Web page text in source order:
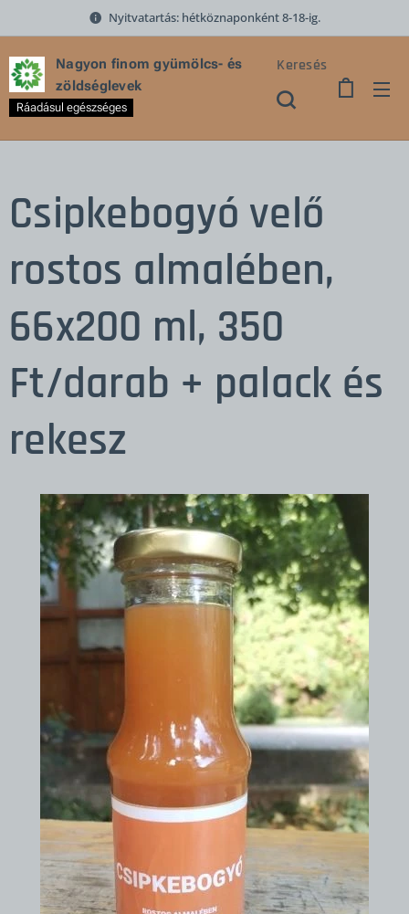
Nyitvatartás: hétköznaponként 8-18-ig.
Nagyon finom gyümölcs- és
zöldséglevek
Ráadásul egészséges
Keresés
Csipkebogyó velő
rostos almalében,
66x200 ml, 350
Ft/darab + palack és
rekesz